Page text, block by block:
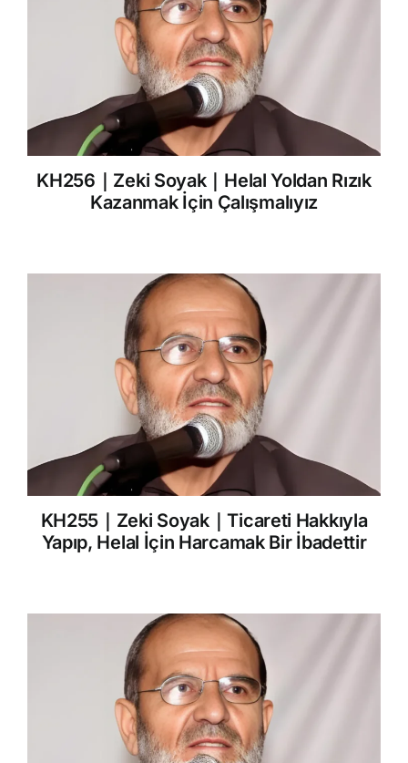
KH256｜Zeki Soyak｜Helal Yoldan Rızık
Kazanmak İçin Çalışmalıyız
KH255｜Zeki Soyak｜Ticareti Hakkıyla
Yapıp, Helal İçin Harcamak Bir İbadettir